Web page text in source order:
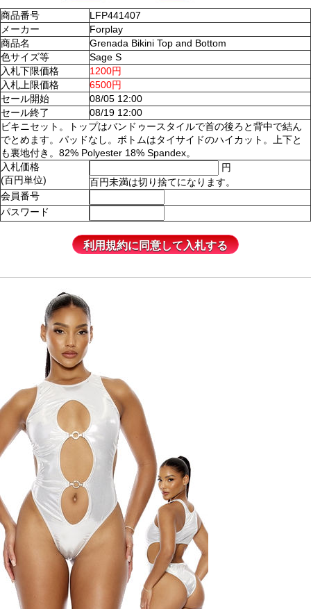
商品番号
LFP441407
メーカー
Forplay
商品名
Grenada Bikini Top and Bottom
色サイズ等
Sage S
入札下限価格
1200円
入札上限価格
6500円
セール開始
08/05 12:00
セール終了
08/19 12:00
ビキニセット。トップはバンドゥースタイルで首の後ろと背中で結ん
でとめます。パッドなし。ボトムはタイサイドのハイカット。上下と
も裏地付き。82% Polyester 18% Spandex。
入札価格
(百円単位)
円
百円未満は切り捨てになります。
会員番号
パスワード